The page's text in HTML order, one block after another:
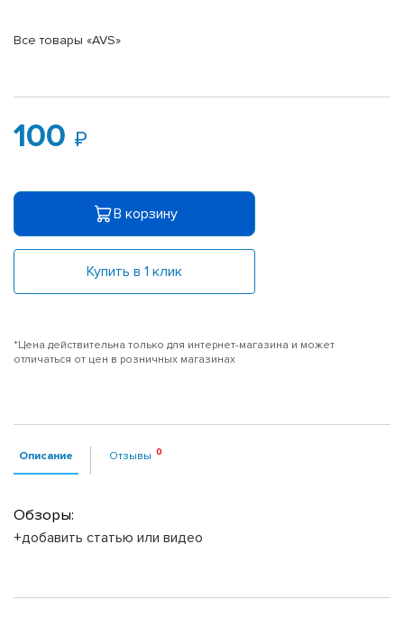
Все товары «AVS»
100
В корзину
Купить в 1 клик
*Цена действительна только для интернет-магазина и может
отличаться от цен в розничных магазинах
Описание Отзывы
Обзоры:
+добавить статью или видео